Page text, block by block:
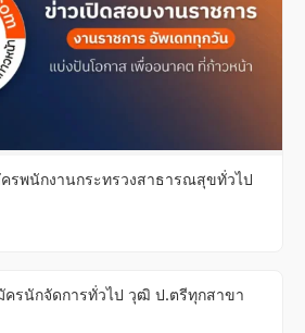
รพนักงานกระทรวงสาธารณสุขทั่วไป
รนักจัดการทั่วไป วุฒิ ป.ตรีทุกสาขา